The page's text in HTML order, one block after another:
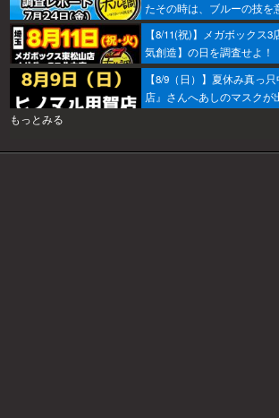
たその時は、ブルーの技を
ぞ！
【8/11(祝)】メガボック
気創造】の日を調査せよ！
【8/9（日）】夏休み真っ
店』さんへあしのマスクが
もっとみる